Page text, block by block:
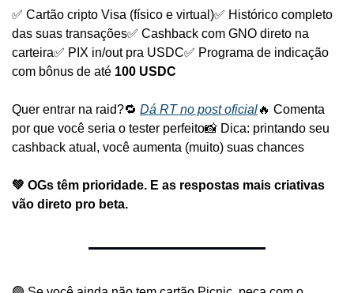
✅ Cartão cripto Visa (físico e virtual)✅ Histórico completo
das suas transações✅ Cashback com GNO direto na
carteira✅ PIX in/out pra USDC✅ Programa de indicação
com bônus de até 100 USDC
Quer entrar na raid?🔁 Dá RT no post oficial🔥 Comenta
por que você seria o tester perfeito📸 Dica: printando seu
cashback atual, você aumenta (muito) suas chances
💚 OGs têm prioridade. E as respostas mais criativas
vão direto pro beta.